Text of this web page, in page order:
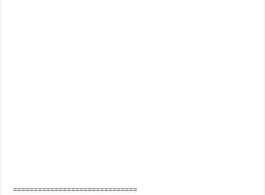
==============================